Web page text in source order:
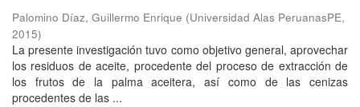
Palomino Díaz, Guillermo Enrique (Universidad Alas PeruanasPE,
2015)
La presente investigación tuvo como objetivo general, aprovechar
los residuos de aceite, procedente del proceso de extracción de
los frutos de la palma aceitera, así como de las cenizas
procedentes de las ...